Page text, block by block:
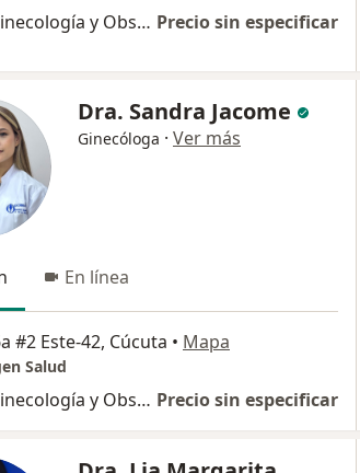
Visita Ginecología y Obstetrícia Precio sin especificar
Dra. Sandra Jacome
Ginecóloga · Ver más
En línea
#2 Este-42, Cúcuta • Mapa
Salud
Visita Ginecología y Obstetrícia Precio sin especificar